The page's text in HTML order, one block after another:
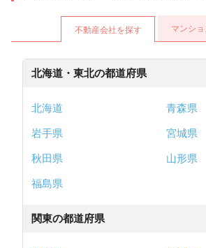
不動産会社を探す マンシ
北海道・東北の都道府県
北海道
青森県
岩手県
宮城県
秋田県
山形県
福島県
関東の都道府県